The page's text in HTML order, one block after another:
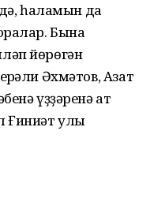
һаламын да
Бына
йөрөгән
Әхмәтов, Азат
үҙҙәренә ат
Ғиниәт улы